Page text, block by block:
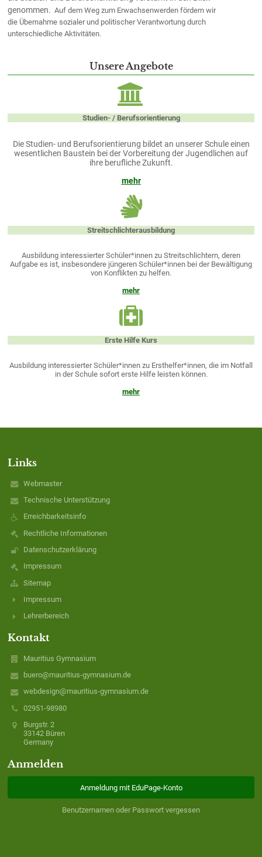
genommen. Auf dem Weg zum Erwachsenwerden fördern wir
die Übernahme sozialer und politischer Verantwortung durch
unterschiedliche Aktivitäten.
Unsere Angebote
Studien- / Berufsorientierung
Die Studien- und Berufsorientierung bildet an unserer Schule einen
wesentlichen Baustein bei der Vorbereitung der Jugendlichen auf
ihre berufliche Zukunft.
mehr
Streitschlichterausbildung
Ausbildung interessierter Schüler*innen zu Streitschlichtern, deren
Aufgabe es ist, insbesondere jüngeren Schüler*innen bei der Bewältigung
von Konflikten zu helfen.
mehr
Erste Hilfe Kurs
Ausbildung interessierter Schüler*innen zu Ersthelfer*innen, die im Notfall
in der Schule sofort erste Hilfe leisten können.
mehr
Links
Webmaster
Technische Unterstützung
Erreichbarkeitsinfo
Rechtliche Informationen
Datenschutzerklärung
Impressum
Sitemap
Impressum
Lehrerbereich
Kontakt
Mauritius Gymnasium
buero@mauritius-gymnasium.de
webdesign@mauritius-gymnasium.de
02951-98980
Burgstr. 2
33142 Büren
Germany
Anmelden
Anmeldung mit EduPage-Konto
Benutzernamen oder Passwort vergessen